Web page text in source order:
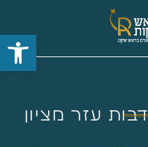
עזר מציון
פתח